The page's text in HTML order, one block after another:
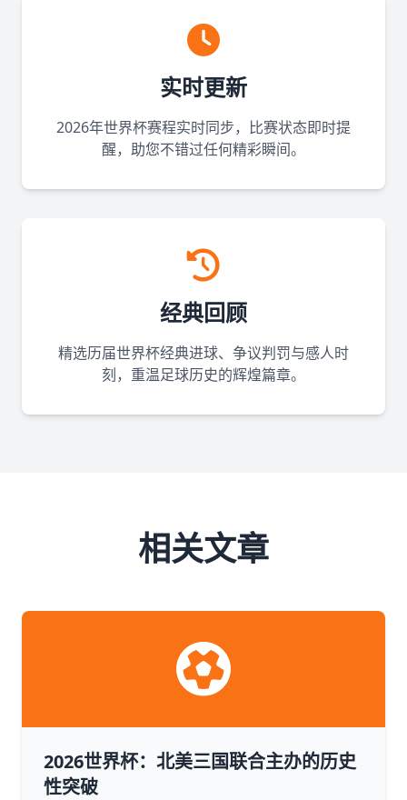
实时更新
2026年世界杯赛程实时同步，比赛状态即时提
醒，助您不错过任何精彩瞬间。
经典回顾
精选历届世界杯经典进球、争议判罚与感人时
刻，重温足球历史的辉煌篇章。
相关文章
2026世界杯：北美三国联合主办的历史
性突破